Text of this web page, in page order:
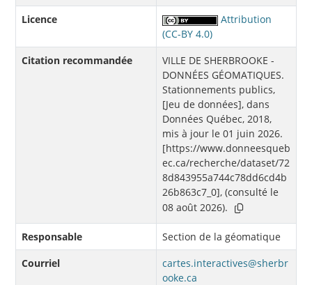
Licence
Attribution
(CC-BY 4.0)
Citation recommandée
VILLE DE SHERBROOKE -
DONNÉES GÉOMATIQUES.
Stationnements publics,
[Jeu de données], dans
Données Québec, 2018,
mis à jour le 01 juin 2026.
[https://www.donneesqueb
ec.ca/recherche/dataset/72
8d843955a744c78dd6cd4b
26b863c7_0], (consulté le
08 août 2026).
Responsable
Section de la géomatique
Courriel
cartes.interactives@sherbr
ooke.ca